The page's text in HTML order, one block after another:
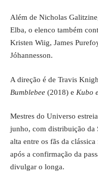
Além de Nicholas
Elba, o elenco também
Kristen Wiig, James
Jóhannesson.
A direção é de Travis
Bumblebee (2018) e Kubo
Mestres do Universo
junho, com distribuição da
alta entre os fãs da
após a confirmação da
divulgar o longa.